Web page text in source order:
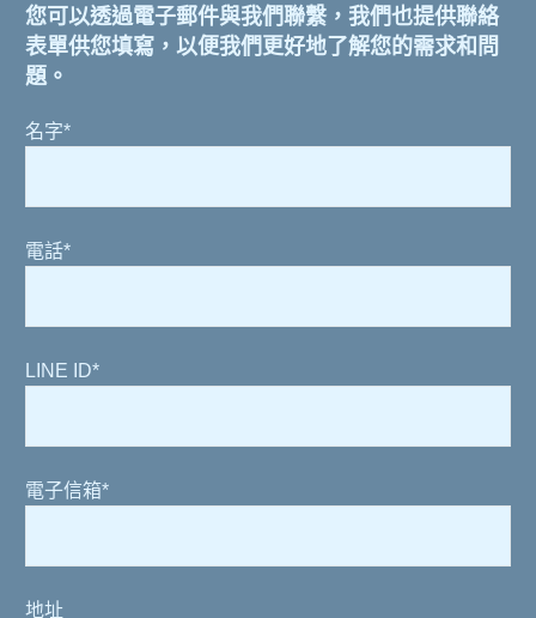
您可以透過電子郵件與我們聯繫，我們也提供聯絡
表單供您填寫，以便我們更好地了解您的需求和問
題。
名字*
電話*
LINE ID*
電子信箱*
地址